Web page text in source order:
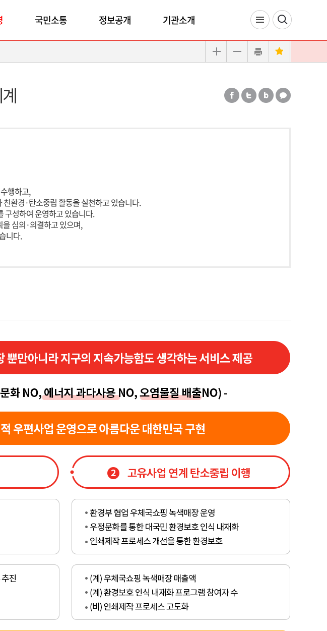
국민소통 정보공개 기관소개
행하고,
환경·탄소중립 활동을 실천하고 있습니다.
구성하여 운영하고 있습니다.
심의·의결하고 있으며,
니다.